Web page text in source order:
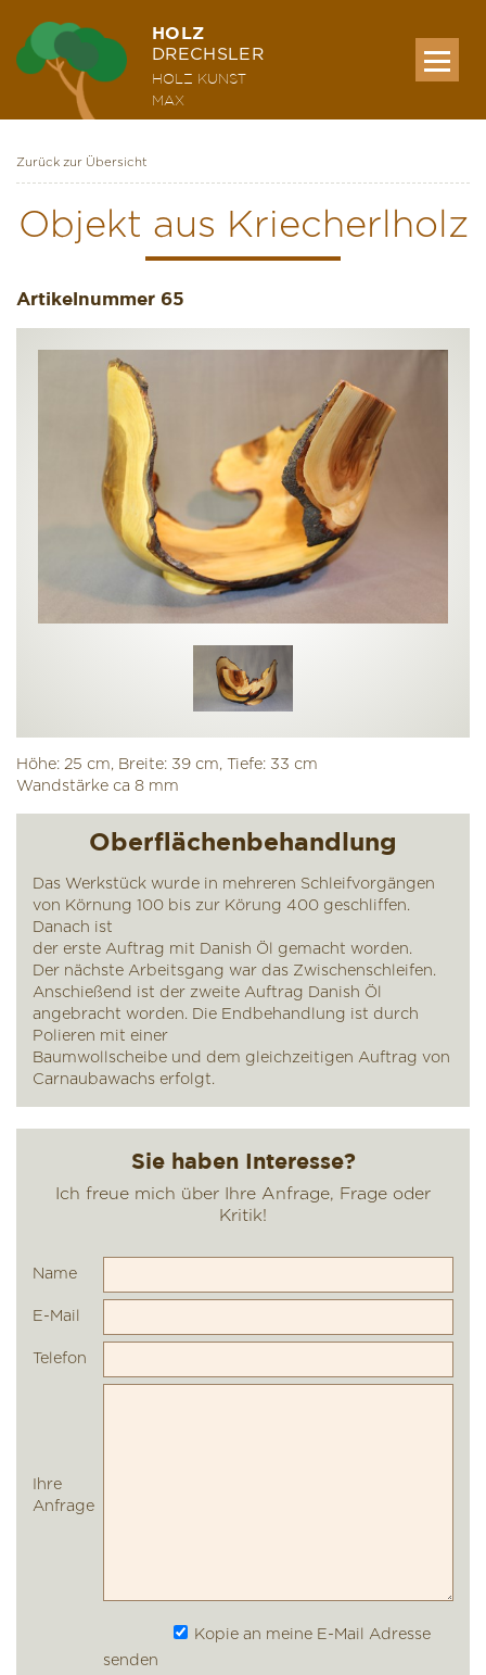
HOLZ
DRECHSLER
HOLZ KUNST
MAX
MEINE WERKE
AUSSTELLUNG & KURSE
ÜBER MICH
Zurück zur Übersicht
Objekt aus Kriecherlholz
Artikelnummer 65
Höhe: 25 cm, Breite: 39 cm, Tiefe: 33 cm
Wandstärke ca 8 mm
Oberflächenbehandlung
Das Werkstück wurde in mehreren Schleifvorgängen
von Körnung 100 bis zur Körung 400 geschliffen.
Danach ist
der erste Auftrag mit Danish Öl gemacht worden.
Der nächste Arbeitsgang war das Zwischenschleifen.
Anschießend ist der zweite Auftrag Danish Öl
angebracht worden. Die Endbehandlung ist durch
Polieren mit einer
Baumwollscheibe und dem gleichzeitigen Auftrag von
Carnaubawachs erfolgt.
Name
E-Mail
Telefon
Ihre
Anfrage
Kopie an meine E-Mail Adresse
senden